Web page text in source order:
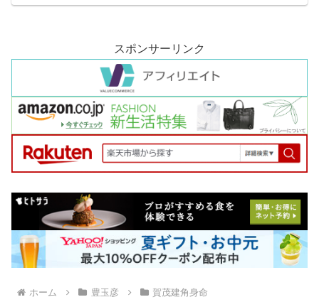
スポンサーリンク
ホーム 豊玉彦 賀茂建角身命